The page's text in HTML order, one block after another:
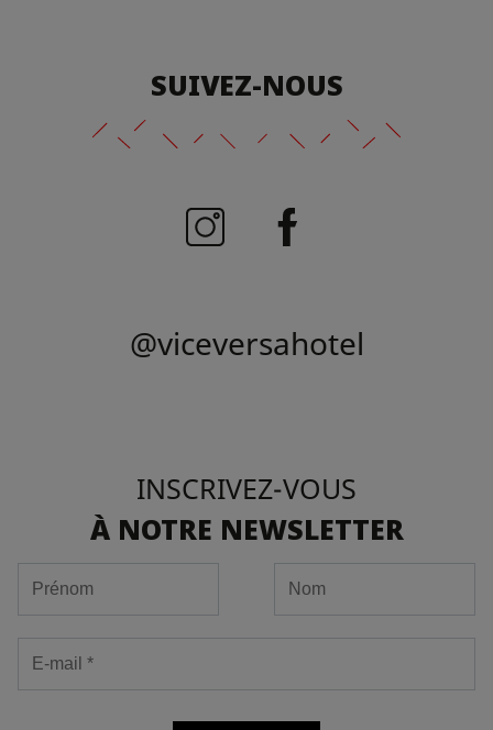
SUIVEZ-NOUS
@viceversahotel
INSCRIVEZ-VOUS
À NOTRE NEWSLETTER